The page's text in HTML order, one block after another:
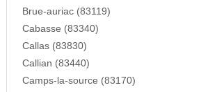
Brue-auriac (83119)
Cabasse (83340)
Callas (83830)
Callian (83440)
Camps-la-source (83170)